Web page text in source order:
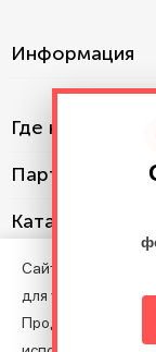
Информация
Где купить?
Партнерам
Каталог
©2013–2026. Все
информационно-
Сайт использует
для улучшения
Продолжая